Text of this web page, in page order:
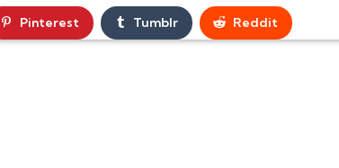
Pinterest Tumblr Reddit